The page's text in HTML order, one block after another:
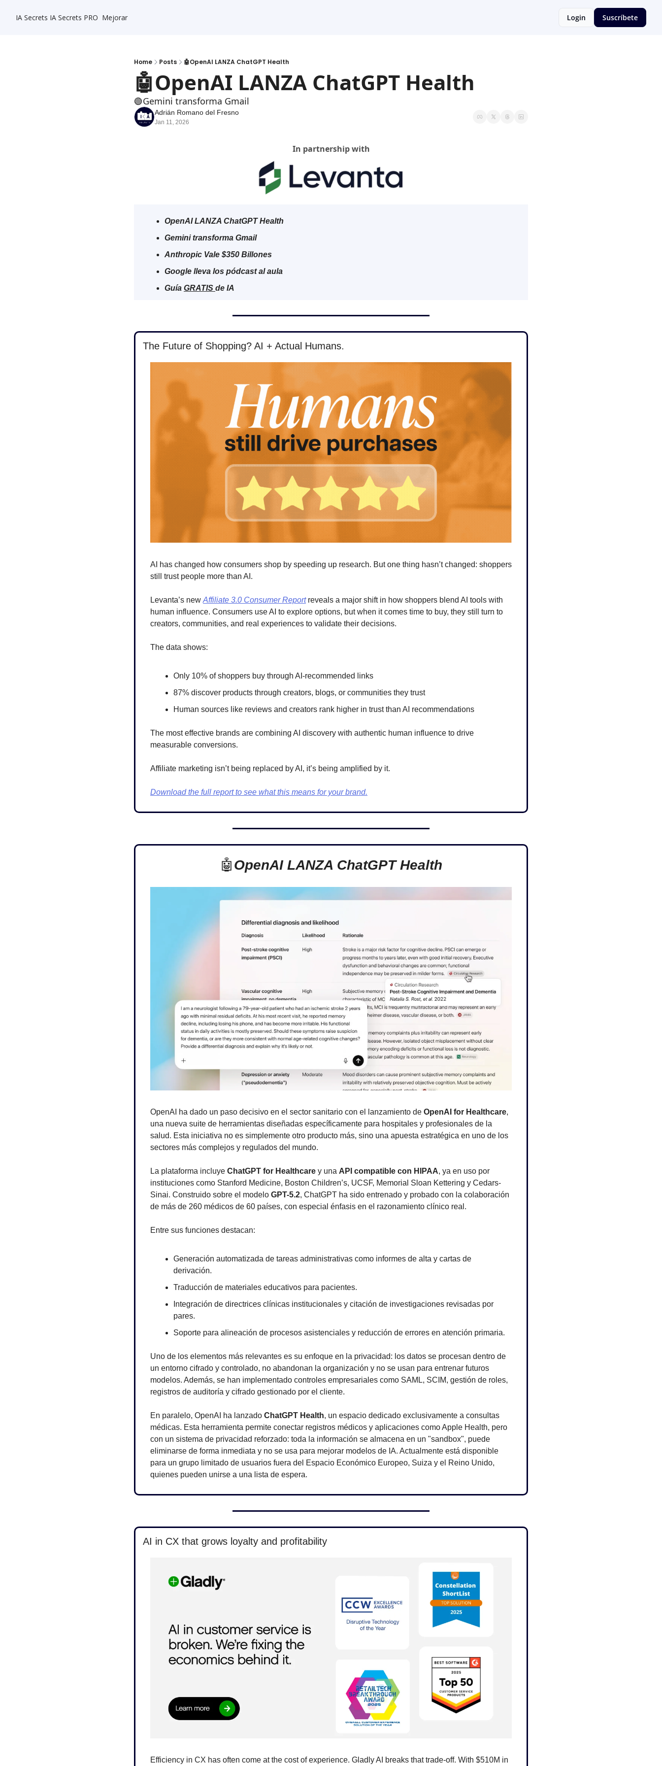
IA Secrets IA Secrets PRO Mejorar Login Suscríbete
Home Posts 🤖OpenAI LANZA ChatGPT Health
🤖OpenAI LANZA ChatGPT Health
🟢Gemini transforma Gmail
Adrián Romano del Fresno
Jan 11, 2026
In partnership with
OpenAI LANZA ChatGPT Health
Gemini transforma Gmail
Anthropic Vale $350 Billones
Google lleva los pódcast al aula
Guía GRATIS de IA
The Future of Shopping? AI + Actual Humans.
AI has changed how consumers shop by speeding up research. But one thing hasn’t changed: shoppers
still trust people more than AI.
Levanta’s new Affiliate 3.0 Consumer Report reveals a major shift in how shoppers blend AI tools with
human influence. Consumers use AI to explore options, but when it comes time to buy, they still turn to
creators, communities, and real experiences to validate their decisions.
The data shows:
Only 10% of shoppers buy through AI-recommended links
87% discover products through creators, blogs, or communities they trust
Human sources like reviews and creators rank higher in trust than AI recommendations
The most effective brands are combining AI discovery with authentic human influence to drive
measurable conversions.
Affiliate marketing isn’t being replaced by AI, it’s being amplified by it.
Download the full report to see what this means for your brand.
🤖OpenAI LANZA ChatGPT Health
OpenAI ha dado un paso decisivo en el sector sanitario con el lanzamiento de OpenAI for Healthcare,
una nueva suite de herramientas diseñadas específicamente para hospitales y profesionales de la
salud. Esta iniciativa no es simplemente otro producto más, sino una apuesta estratégica en uno de los
sectores más complejos y regulados del mundo.
La plataforma incluye ChatGPT for Healthcare y una API compatible con HIPAA, ya en uso por
instituciones como Stanford Medicine, Boston Children’s, UCSF, Memorial Sloan Kettering y Cedars-
Sinai. Construido sobre el modelo GPT-5.2, ChatGPT ha sido entrenado y probado con la colaboración
de más de 260 médicos de 60 países, con especial énfasis en el razonamiento clínico real.
Entre sus funciones destacan:
Generación automatizada de tareas administrativas como informes de alta y cartas de
derivación.
Traducción de materiales educativos para pacientes.
Integración de directrices clínicas institucionales y citación de investigaciones revisadas por
pares.
Soporte para alineación de procesos asistenciales y reducción de errores en atención primaria.
Uno de los elementos más relevantes es su enfoque en la privacidad: los datos se procesan dentro de
un entorno cifrado y controlado, no abandonan la organización y no se usan para entrenar futuros
modelos. Además, se han implementado controles empresariales como SAML, SCIM, gestión de roles,
registros de auditoría y cifrado gestionado por el cliente.
En paralelo, OpenAI ha lanzado ChatGPT Health, un espacio dedicado exclusivamente a consultas
médicas. Esta herramienta permite conectar registros médicos y aplicaciones como Apple Health, pero
con un sistema de privacidad reforzado: toda la información se almacena en un "sandbox", puede
eliminarse de forma inmediata y no se usa para mejorar modelos de IA. Actualmente está disponible
para un grupo limitado de usuarios fuera del Espacio Económico Europeo, Suiza y el Reino Unido,
quienes pueden unirse a una lista de espera.
AI in CX that grows loyalty and profitability
Efficiency in CX has often come at the cost of experience. Gladly AI breaks that trade-off. With $510M in